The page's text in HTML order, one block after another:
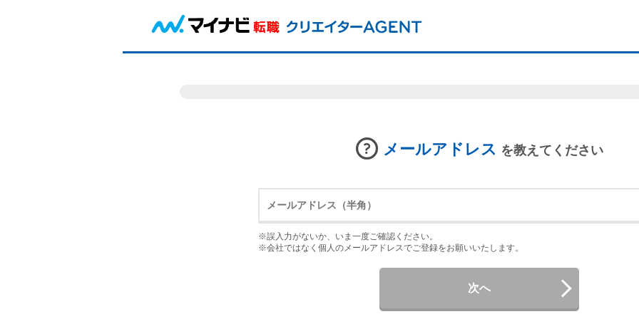
メールアドレス を教えてください
※誤入力がないか、いま一度ご確認ください。
※会社ではなく個人のメールアドレスでご登録をお願いいたします。
次へ